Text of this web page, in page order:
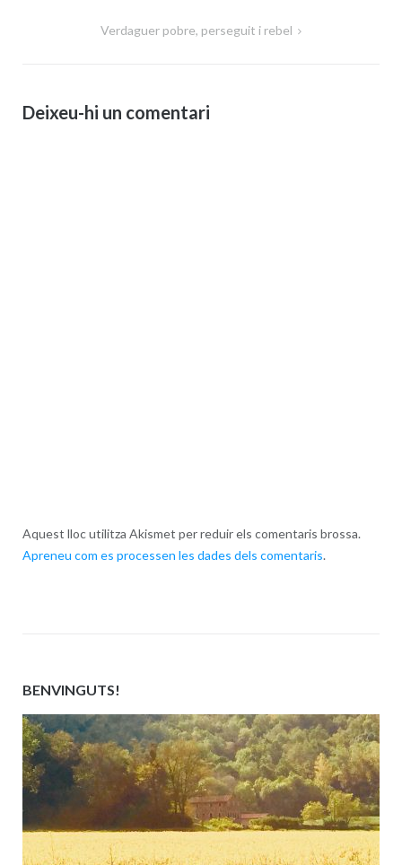
Verdaguer pobre, perseguit i rebel
Deixeu-hi un comentari
Aquest lloc utilitza Akismet per reduir els comentaris brossa.
Apreneu com es processen les dades dels comentaris.
BENVINGUTS!